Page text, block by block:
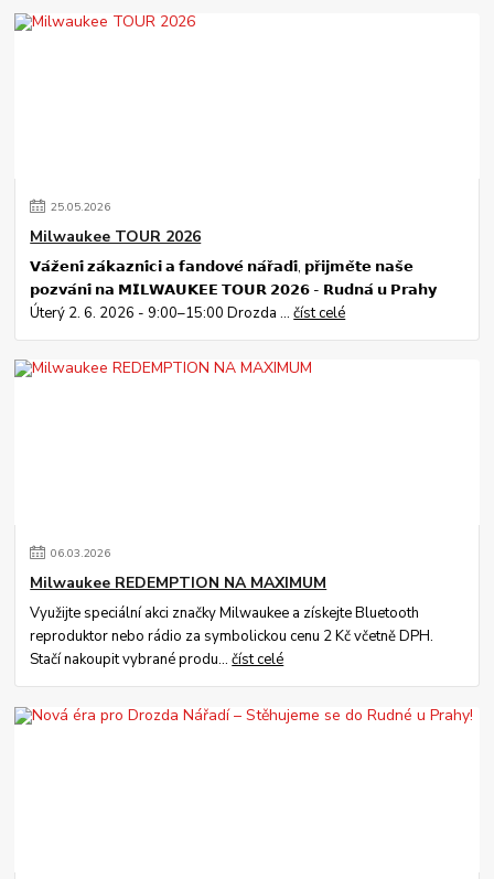
25.05.2026
Milwaukee TOUR 2026
𝗩𝗮́𝘇̌𝗲𝗻𝗶́ 𝘇𝗮́𝗸𝗮𝘇𝗻𝗶́𝗰𝗶 𝗮 𝗳𝗮𝗻𝗱𝗼𝘃𝗲́ 𝗻𝗮́𝗿̌𝗮𝗱𝗶́, 𝗽𝗿̌𝗶𝗷𝗺𝗲̌𝘁𝗲 𝗻𝗮𝘀̌𝗲
𝗽𝗼𝘇𝘃𝗮́𝗻𝗶́ 𝗻𝗮 𝗠𝗜𝗟𝗪𝗔𝗨𝗞𝗘𝗘 𝗧𝗢𝗨𝗥 𝟮𝟬𝟮𝟲 - 𝗥𝘂𝗱𝗻𝗮́ 𝘂 𝗣𝗿𝗮𝗵𝘆
Úterý 2. 6. 2026 - 9:00–15:00 Drozda ...číst celé
06.03.2026
Milwaukee REDEMPTION NA MAXIMUM
Využijte speciální akci značky Milwaukee a získejte Bluetooth
reproduktor nebo rádio za symbolickou cenu 2 Kč včetně DPH.
Stačí nakoupit vybrané produ...číst celé